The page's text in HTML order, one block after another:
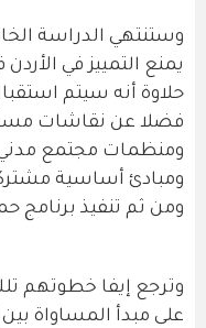
وستنتهي الدراسة
يمنع التمييز في
حلاوة أنه سيتم
فضلا عن نقاشات
ومنظمات مجتمع
ومبادئ أساسية
ومن ثم تنفيذ برنامج
وترجع إيفا خطوتهم
على مبدأ المساواة